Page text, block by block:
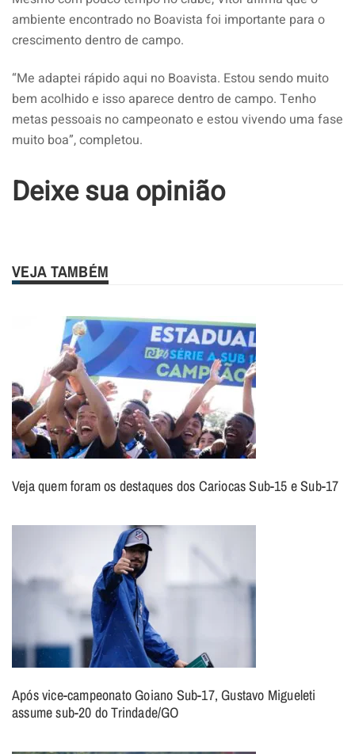
ambiente encontrado no Boavista foi importante para o
crescimento dentro de campo.
“Me adaptei rápido aqui no Boavista. Estou sendo muito
bem acolhido e isso aparece dentro de campo. Tenho
metas pessoais no campeonato e estou vivendo uma fase
muito boa”, completou.
Deixe sua opinião
VEJA TAMBÉM
Veja quem foram os destaques dos Cariocas Sub-15 e Sub-17
Após vice-campeonato Goiano Sub-17, Gustavo Migueleti
assume sub-20 do Trindade/GO